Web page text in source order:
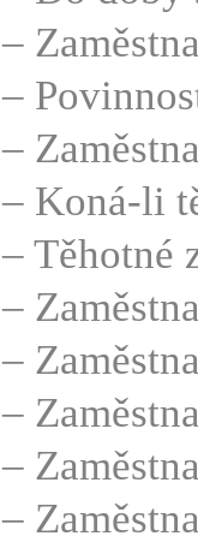
–
–
–
– Koná-li
– Těhotné
–
–
–
–
–